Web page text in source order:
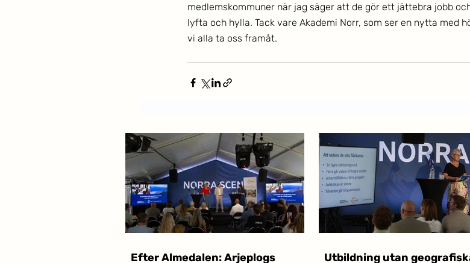
medlemskommuner när jag säger att de gör ett jättebra jobb
lyfta och hylla. Tack vare Akademi Norr, som ser en nytta med
vi alla ta oss framåt.
Efter Almedalen: Arjeplogs Utbildning utan